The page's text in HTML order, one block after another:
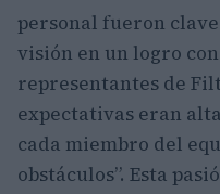
personal fueron
visión en un logro
representantes de
expectativas eran
cada miembro del
obstáculos”. Esta